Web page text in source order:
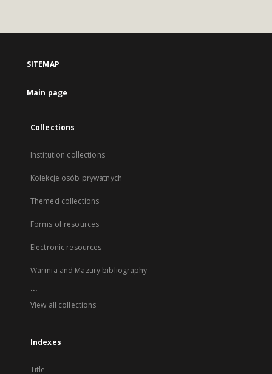
SITEMAP
Main page
Collections
Institution collections
Kolekcje osób prywatnych
Themed collections
Forms of resources
Electronic resources
Warmia and Mazury bibliography
...
View all collections
Indexes
Title